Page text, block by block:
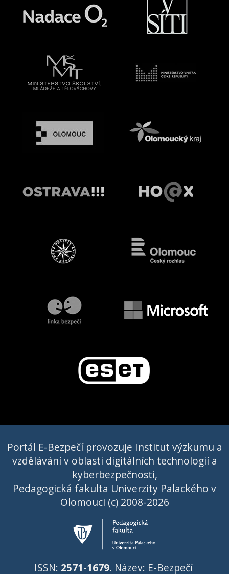
Portál E-Bezpečí provozuje Institut výzkumu a
vzdělávání v oblasti digitálních technologií a
kyberbezpečnosti,
Pedagogická fakulta Univerzity Palackého v
Olomouci (c) 2008-2026
ISSN: 2571-1679. Název: E-Bezpečí